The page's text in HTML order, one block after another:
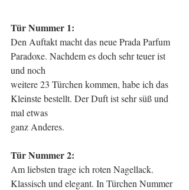
Tür Nummer 1:
Den Auftakt macht das neue Prada Parfum
Paradoxe. Nachdem es doch sehr teuer ist
und noch
weitere 23 Türchen kommen, habe ich das
Kleinste bestellt. Der Duft ist sehr süß und
mal etwas
ganz Anderes.
Tür Nummer 2:
Am liebsten trage ich roten Nagellack.
Klassisch und elegant. In Türchen Nummer